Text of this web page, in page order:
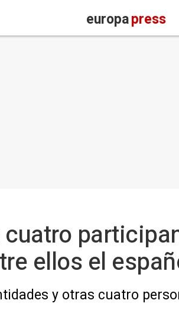
europapress
cuatro
ellos el
y otras cuatro